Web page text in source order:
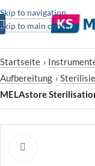
Skip to navigation
Skip to main content
Startseite ›
Aufbereitung ›
MELAstore